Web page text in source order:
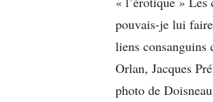
pouvais-je lui
liens
Orlan, Jacques
photo de